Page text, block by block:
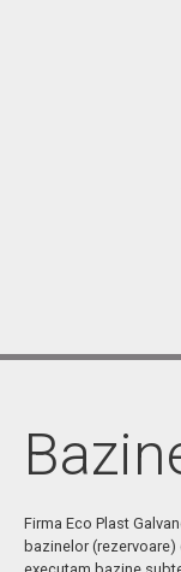
Firma Eco Plast
bazinelor